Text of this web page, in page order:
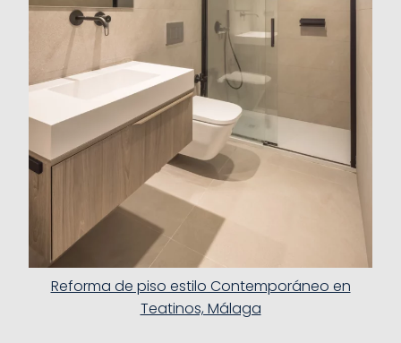
Reforma de piso estilo Contemporáneo en
Teatinos, Málaga